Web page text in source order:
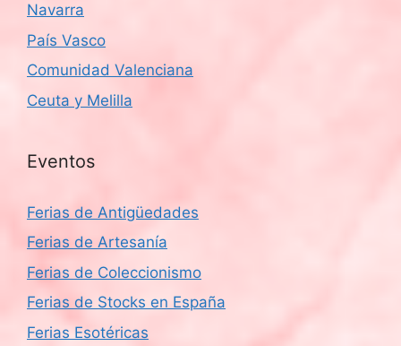
Navarra
País Vasco
Comunidad Valenciana
Ceuta y Melilla
Eventos
Ferias de Antigüedades
Ferias de Artesanía
Ferias de Coleccionismo
Ferias de Stocks en España
Ferias Esotéricas